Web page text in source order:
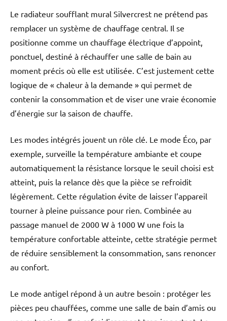
Le radiateur soufflant mural Silvercrest ne prétend pas
remplacer un système de chauffage central. Il se
positionne comme un chauffage électrique d’appoint,
ponctuel, destiné à réchauffer une salle de bain au
moment précis où elle est utilisée. C’est justement cette
logique de « chaleur à la demande » qui permet de
contenir la consommation et de viser une vraie économie
d’énergie sur la saison de chauffe.
Les modes intégrés jouent un rôle clé. Le mode Éco, par
exemple, surveille la température ambiante et coupe
automatiquement la résistance lorsque le seuil choisi est
atteint, puis la relance dès que la pièce se refroidit
légèrement. Cette régulation évite de laisser l’appareil
tourner à pleine puissance pour rien. Combinée au
passage manuel de 2000 W à 1000 W une fois la
température confortable atteinte, cette stratégie permet
de réduire sensiblement la consommation, sans renoncer
au confort.
Le mode antigel répond à un autre besoin : protéger les
pièces peu chauffées, comme une salle de bain d’amis ou